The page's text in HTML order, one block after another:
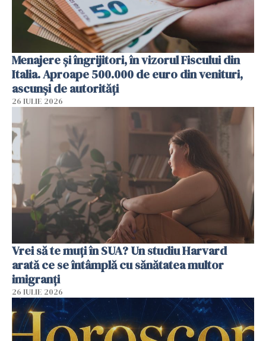
Menajere și îngrijitori, în vizorul Fiscului din
Italia. Aproape 500.000 de euro din venituri,
ascunși de autorități
26 IULIE 2026
Vrei să te muți în SUA? Un studiu Harvard
arată ce se întâmplă cu sănătatea multor
imigranți
26 IULIE 2026